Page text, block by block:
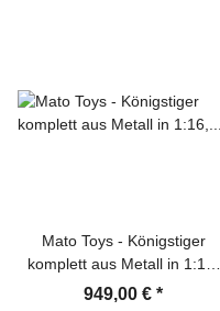
Mato Toys - Königstiger
komplett aus Metall in 1:16,
RTR-Version mit IR-System
949,00 € *